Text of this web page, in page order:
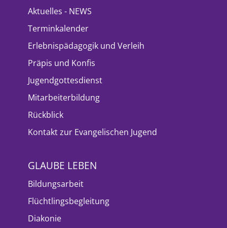
Aktuelles - NEWS
Terminkalender
Erlebnispädagogik und Verleih
Präpis und Konfis
Jugendgottesdienst
Mitarbeiterbildung
Rückblick
Kontakt zur Evangelischen Jugend
GLAUBE LEBEN
Bildungsarbeit
Flüchtlingsbegleitung
Diakonie